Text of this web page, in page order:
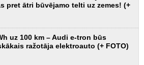
pret ātri būvējamo telti uz zemes! (+
uz 100 km – Audi e-tron būs
ražotāja elektroauto (+ FOTO)